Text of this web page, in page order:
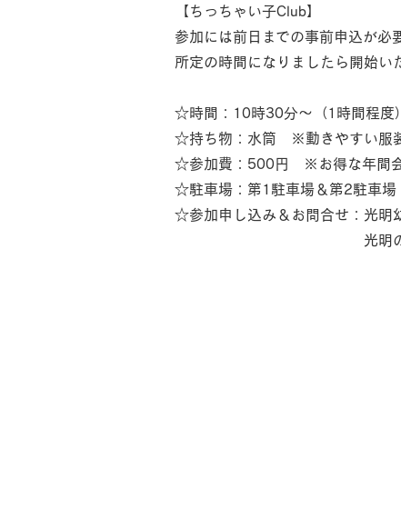
【ちっちゃい子Club】
参加には前日までの事前申込が必
所定の時間になりましたら開始い
☆時間：10時30分～（1時間程
☆持ち物：水筒 ※動きやすい服装
☆参加費：500円 ※お得な年間会
☆駐車場：第1駐車場＆第2駐車場
☆参加申し込み＆お問合せ：光
光明の郷幼稚園